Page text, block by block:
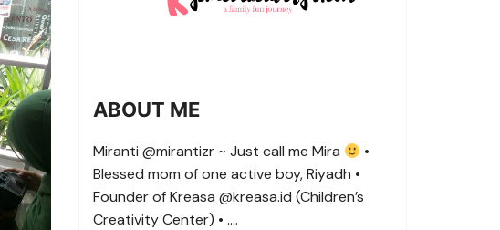
ABOUT ME
Miranti @mirantizr ~ Just call me Mira
•
Blessed mom of one active boy, Riyadh •
Founder of Kreasa @kreasa.id (Children’s
Creativity Center) • ….